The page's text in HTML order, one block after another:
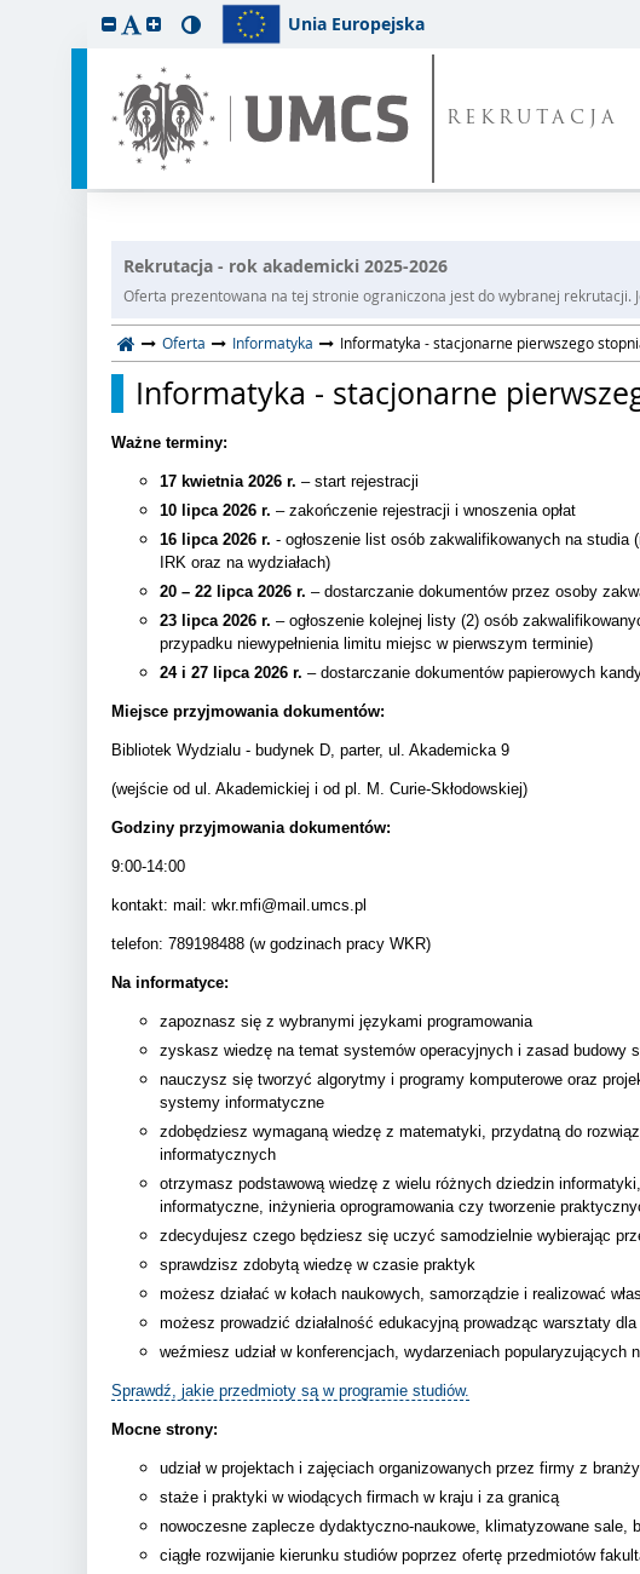
Unia Europejska
REKRUTACJA
Rekrutacja - rok akademicki 2025-2026
Oferta prezentowana na tej stronie ograniczona jest do wybranej rekrutacji.
Oferta Informatyka Informatyka - stacjonarne pierwszego
Informatyka - stacjonarne
Ważne terminy:
17 kwietnia 2026 r. – start rejestracji
10 lipca 2026 r. – zakończenie rejestracji i wnoszenia opłat
16 lipca 2026 r. - ogłoszenie list osób zakwalifikowanych na
IRK oraz na wydziałach)
20 – 22 lipca 2026 r. – dostarczanie dokumentów przez osoby
23 lipca 2026 r. – ogłoszenie kolejnej listy (2) osób
przypadku niewypełnienia limitu miejsc w pierwszym terminie)
24 i 27 lipca 2026 r. – dostarczanie dokumentów papierowych
Miejsce przyjmowania dokumentów:
Bibliotek Wydzialu - budynek D, parter, ul. Akademicka 9
(wejście od ul. Akademickiej i od pl. M. Curie-Skłodowskiej)
Godziny przyjmowania dokumentów:
9:00-14:00
kontakt: mail: wkr.mfi@mail.umcs.pl
telefon: 789198488 (w godzinach pracy WKR)
Na informatyce:
zapoznasz się z wybranymi językami programowania
zyskasz wiedzę na temat systemów operacyjnych i zasad budowy
nauczysz się tworzyć algorytmy i programy komputerowe oraz
systemy informatyczne
zdobędziesz wymaganą wiedzę z matematyki, przydatną do
informatycznych
otrzymasz podstawową wiedzę z wielu różnych dziedzin
informatyczne, inżynieria oprogramowania czy tworzenie
zdecydujesz czego będziesz się uczyć samodzielnie wybierając
sprawdzisz zdobytą wiedzę w czasie praktyk
możesz działać w kołach naukowych, samorządzie i realizować
możesz prowadzić działalność edukacyjną prowadząc warsztaty
weźmiesz udział w konferencjach, wydarzeniach
Sprawdź, jakie przedmioty są w programie studiów.
Mocne strony:
udział w projektach i zajęciach organizowanych przez firmy z
staże i praktyki w wiodących firmach w kraju i za granicą
nowoczesne zaplecze dydaktyczno-naukowe, klimatyzowane sale,
ciągłe rozwijanie kierunku studiów poprzez ofertę przedmiotów